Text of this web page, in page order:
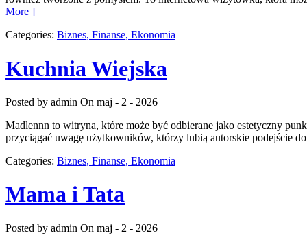
More ]
Categories: Biznes, Finanse, Ekonomia
Kuchnia Wiejska
Posted by admin On maj - 2 - 2026
Madlennn to witryna, które może być odbierane jako estetyczny
przyciągać uwagę użytkowników, którzy lubią autorskie podejście
Categories: Biznes, Finanse, Ekonomia
Mama i Tata
Posted by admin On maj - 2 - 2026